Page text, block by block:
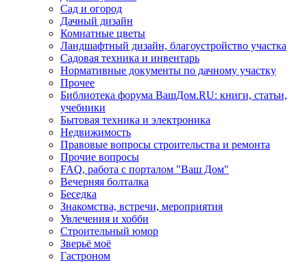
Сад и огород
Дачный дизайн
Комнатные цветы
Ландшафтный дизайн, благоустройство участка
Садовая техника и инвентарь
Нормативные документы по дачному участку
Прочее
Библиотека форума ВашДом.RU: книги, статьи,
учебники
Бытовая техника и электроника
Недвижимость
Правовые вопросы строительства и ремонта
Прочие вопросы
FAQ, работа с порталом "Ваш Дом"
Вечерняя болталка
Беседка
Знакомства, встречи, мероприятия
Увлечения и хобби
Строительный юмор
Зверьё моё
Гастроном